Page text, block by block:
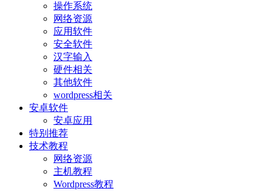
操作系统
网络资源
应用软件
安全软件
汉字输入
硬件相关
其他软件
wordpress相关
安卓软件
安卓应用
特别推荐
技术教程
网络资源
主机教程
Wordpress教程